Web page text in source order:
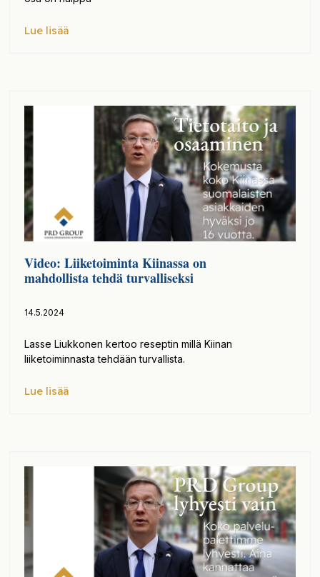
Lue lisää
Video: Liiketoiminta Kiinassa on
mahdollista tehdä turvalliseksi
14.5.2024
Lasse Liukkonen kertoo reseptin millä Kiinan
liiketoiminnasta tehdään turvallista.
Lue lisää